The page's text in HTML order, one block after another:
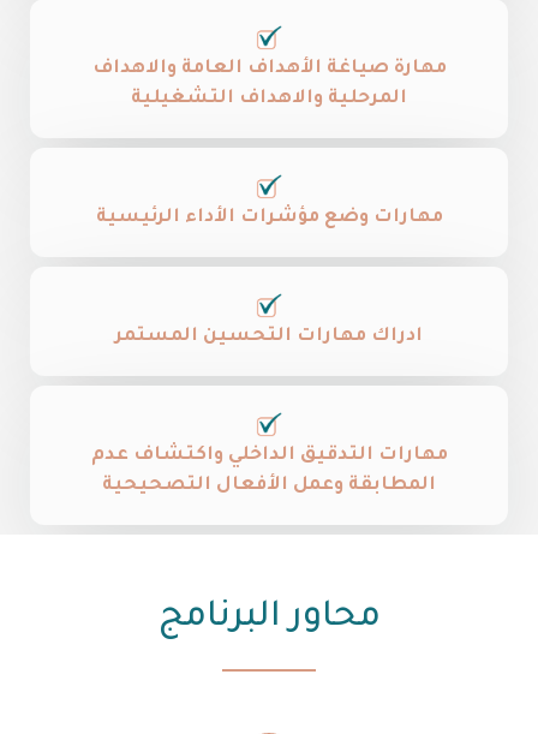
مهارة صياغة الأهداف العامة والاهداف
المرحلية والاهداف التشغيلية​
مهارات وضع مؤشرات الأداء الرئيسية
ادراك مهارات التحسين المستمر
مهارات التدقيق الداخلي واكتشاف عدم
المطابقة وعمل الأفعال التصحيحية
محاور البرنامج